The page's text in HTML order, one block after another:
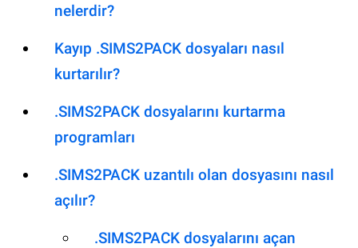
nelerdir?
Kayıp .SIMS2PACK dosyaları nasıl
kurtarılır?
.SIMS2PACK dosyalarını kurtarma
programları
.SIMS2PACK uzantılı olan dosyasını nasıl
açılır?
.SIMS2PACK dosyalarını açan